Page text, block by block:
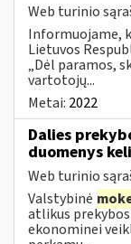
Web turinio
Informuojame,
Lietuvos
„Dėl paramos,
vartotojų...
Metai: 2022
Dalies
duomenys
Web turinio
Valstybinė
atlikus
ekonominei